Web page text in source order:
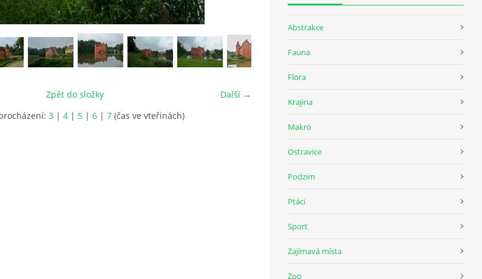
Další →
Zpět do složky
3 | 4 | 5 | 6 | 7 (čas ve vteřinách)
Abstrakce
Fauna
Flora
Krajina
Makro
Ostravice
Podzim
Ptáci
Sport
Zajímavá místa
Zoo